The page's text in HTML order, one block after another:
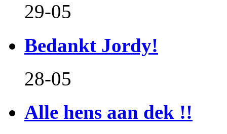
29-05
Bedankt Jordy!
28-05
Alle hens aan dek !!